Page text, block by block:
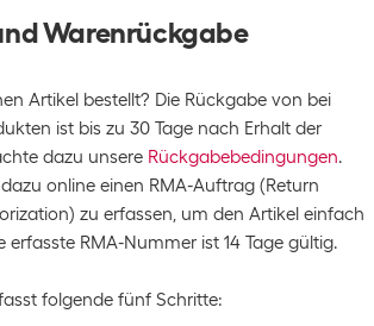
Warenrückgabe
Artikel bestellt? Die Rückgabe von bei
ist bis zu 30 Tage nach Erhalt der
dazu unsere Rückgabebedingungen.
online einen RMA-Auftrag (Return
zu erfassen, um den Artikel einfach
erfasste RMA-Nummer ist 14 Tage gültig.
folgende fünf Schritte: